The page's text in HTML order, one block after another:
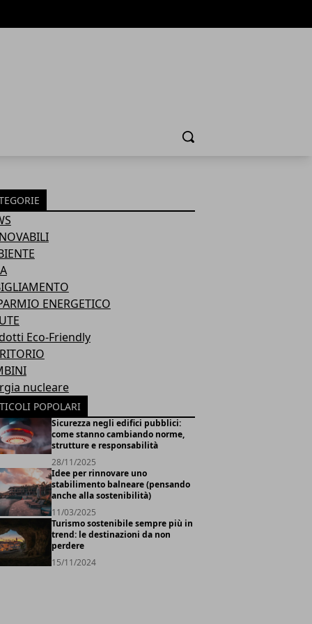
Cerca
ENERGETICO
Eco-Friendly
nucleare
POPOLARI
Sicurezza negli edifici pubblici:
come stanno cambiando norme,
strutture e responsabilità
28/11/2025
Idee per rinnovare uno
stabilimento balneare (pensando
anche alla sostenibilità)
11/03/2025
Turismo sostenibile sempre più in
trend: le destinazioni da non
perdere
15/11/2024